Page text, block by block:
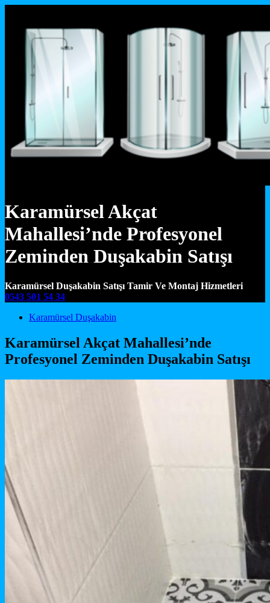
Karamürsel Akçat
Mahallesi’nde Profesyonel
Zeminden Duşakabin Satışı
Karamürsel Duşakabin Satışı Tamir Ve Montaj Hizmetleri
0543 501 54 34
Main Navigation
Karamürsel Duşakabin
Karamürsel Akçat Mahallesi’nde
Profesyonel Zeminden Duşakabin Satışı